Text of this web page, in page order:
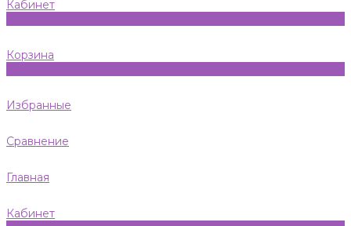
Кабинет
Корзина
Избранные
Сравнение
Главная
Кабинет